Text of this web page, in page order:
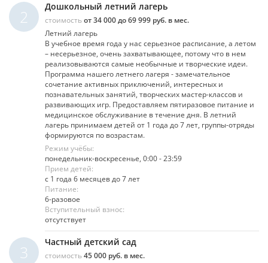
2
Дошкольный летний лагерь
стоимостьот 34 000 до 69 999 руб. в мес.
Летний лагерь
В учебное время года у нас серьезное расписание, а летом
– несерьезное, очень захватывающее, потому что в нем
реализовываются самые необычные и творческие идеи.
Программа нашего летнего лагеря - замечательное
сочетание активных приключений, интересных и
познавательных занятий, творческих мастер-классов и
развивающих игр. Предоставляем пятиразовое питание и
медицинское обслуживание в течение дня. В летний
лагерь принимаем детей от 1 года до 7 лет, группы-отряды
формируются по возрастам.
Режим учёбы:
понедельник-воскресенье, 0:00 - 23:59
Прием детей:
с 1 года 6 месяцев до 7 лет
Питание:
6-разовое
Вступительный взнос:
отсутствует
3
Частный детский сад
стоимость45 000 руб. в мес.